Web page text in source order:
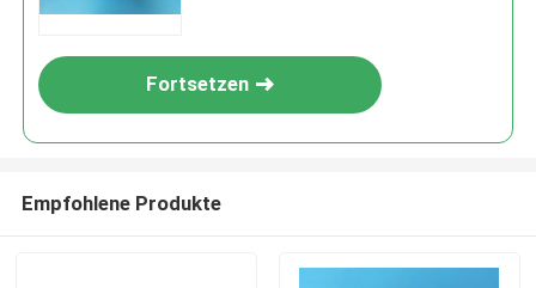
Fortsetzen
Empfohlene Produkte